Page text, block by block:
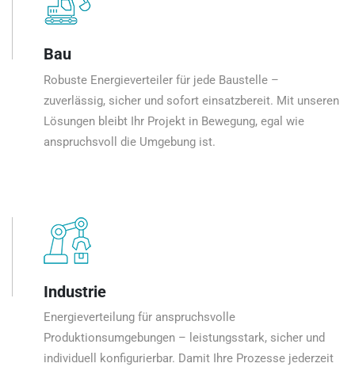
Bau
Robuste Energieverteiler für jede Baustelle –
zuverlässig, sicher und sofort einsatzbereit. Mit unseren
Lösungen bleibt Ihr Projekt in Bewegung, egal wie
anspruchsvoll die Umgebung ist.
Industrie
Energieverteilung für anspruchsvolle
Produktionsumgebungen – leistungsstark, sicher und
individuell konfigurierbar. Damit Ihre Prozesse jederzeit